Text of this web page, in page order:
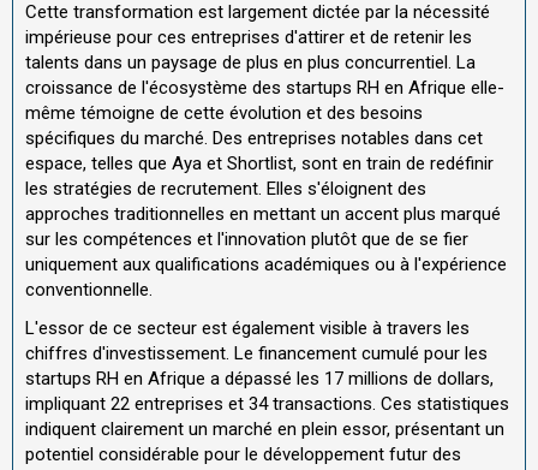
Cette transformation est largement dictée par la nécessité
impérieuse pour ces entreprises d'attirer et de retenir les
talents dans un paysage de plus en plus concurrentiel. La
croissance de l'écosystème des startups RH en Afrique elle-
même témoigne de cette évolution et des besoins
spécifiques du marché. Des entreprises notables dans cet
espace, telles que Aya et Shortlist, sont en train de redéfinir
les stratégies de recrutement. Elles s'éloignent des
approches traditionnelles en mettant un accent plus marqué
sur les compétences et l'innovation plutôt que de se fier
uniquement aux qualifications académiques ou à l'expérience
conventionnelle.
L'essor de ce secteur est également visible à travers les
chiffres d'investissement. Le financement cumulé pour les
startups RH en Afrique a dépassé les 17 millions de dollars,
impliquant 22 entreprises et 34 transactions. Ces statistiques
indiquent clairement un marché en plein essor, présentant un
potentiel considérable pour le développement futur des